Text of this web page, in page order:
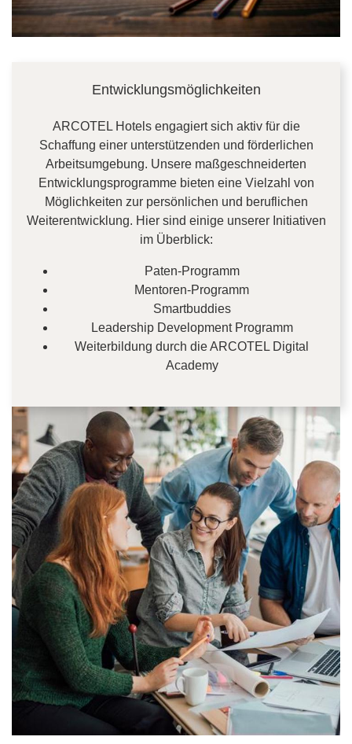
Entwicklungsmöglichkeiten
ARCOTEL Hotels engagiert sich aktiv für die
Schaffung einer unterstützenden und förderlichen
Arbeitsumgebung. Unsere maßgeschneiderten
Entwicklungsprogramme bieten eine Vielzahl von
Möglichkeiten zur persönlichen und beruflichen
Weiterentwicklung. Hier sind einige unserer Initiativen
im Überblick:
Paten-Programm
Mentoren-Programm
Smartbuddies
Leadership Development Programm
Weiterbildung durch die ARCOTEL Digital
Academy